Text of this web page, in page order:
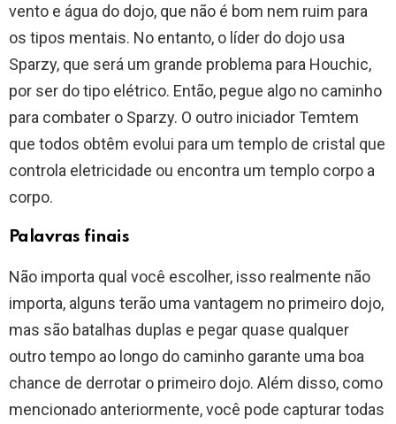
vento e água do dojo, que não é bom nem ruim para
os tipos mentais. No entanto, o líder do dojo usa
Sparzy, que será um grande problema para Houchic,
por ser do tipo elétrico. Então, pegue algo no caminho
para combater o Sparzy. O outro iniciador Temtem
que todos obtêm evolui para um templo de cristal que
controla eletricidade ou encontra um templo corpo a
corpo.
Palavras finais
Não importa qual você escolher, isso realmente não
importa, alguns terão uma vantagem no primeiro dojo,
mas são batalhas duplas e pegar quase qualquer
outro tempo ao longo do caminho garante uma boa
chance de derrotar o primeiro dojo. Além disso, como
mencionado anteriormente, você pode capturar todas